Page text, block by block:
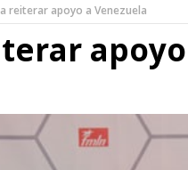
reiterar apoyo a Venezuela